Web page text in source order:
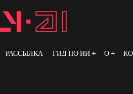
РАССЫЛКА ГИД ПО ИИ О